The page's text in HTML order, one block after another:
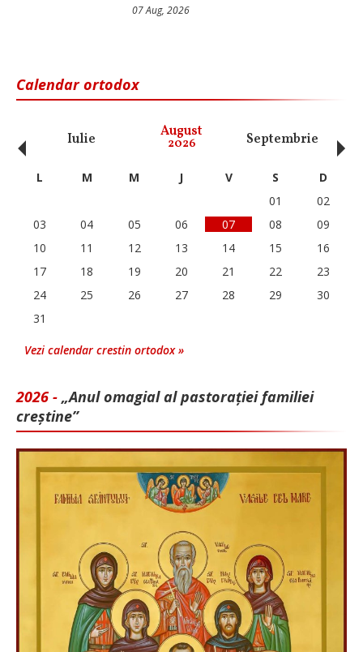
07 Aug, 2026
Calendar ortodox
Iulie August
2026 Septembrie
‹ L M M J V S
D
01
02
03
04 05 06 07 08
09
10
11 12 13 14 15
16
17
18 19 20 21 22
23
24
25 26 27 28 29
30
31
Vezi calendar crestin ortodox »
2026 - „Anul omagial al pastorației familiei
creștine”